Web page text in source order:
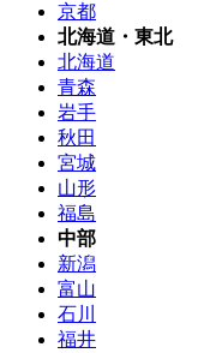
京都
北海道・東北
北海道
青森
岩手
秋田
宮城
山形
福島
中部
新潟
富山
石川
福井